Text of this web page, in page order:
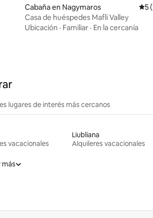
Cabaña en Nagymaros
5
Casa de huéspedes Mafli Valley
Ubicación · Familiar · En la cercanía
lugares de interés más cercanos
vacacionales
Liubliana
Alquileres vacacionales
más